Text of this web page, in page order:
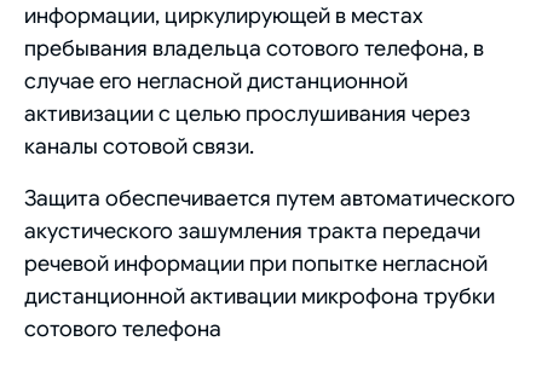
информации, циркулирующей в местах
пребывания владельца сотового телефона, в
случае его негласной дистанционной
активизации с целью прослушивания через
каналы сотовой связи.
Защита обеспечивается путем автоматического
акустического зашумления тракта передачи
речевой информации при попытке негласной
дистанционной активации микрофона трубки
сотового телефона